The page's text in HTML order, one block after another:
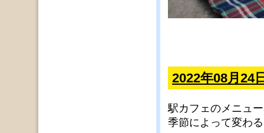
2022年08月24
駅カフェのメニュ
季節によって変わ